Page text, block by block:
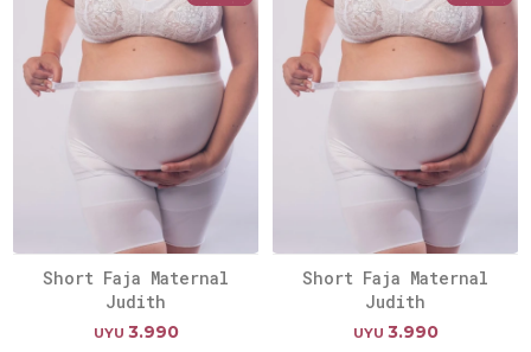
Short Faja Maternal
Judith
UYU 3.990
Short Faja Maternal
Judith
UYU 3.990